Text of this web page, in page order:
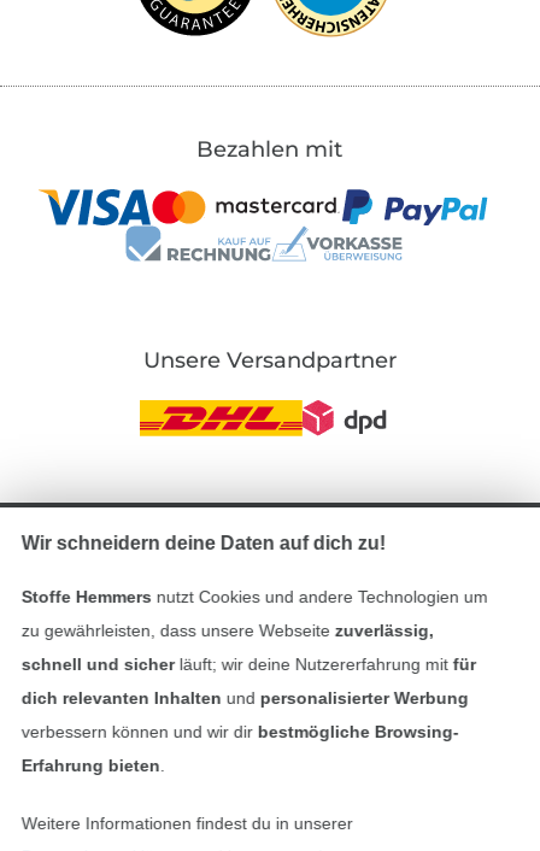
Bezahlen mit
Unsere Versandpartner
AGB
Datenschutz
Widerrufsrecht
In den deutschen Shop wechseln (aktuell
Wir schneidern deine Daten auf dich zu!
Stoffe Hemmers nutzt Cookies und andere Technologien um
zu gewährleisten, dass unsere Webseite zuverlässig,
schnell und sicherläuft; wir deine Nutzererfahrung mitfür
dich relevanten Inhalten und personalisierter Werbung
verbessern können und wir dir bestmögliche Browsing-
Erfahrung bieten
Weitere Informationen findest du in unserer